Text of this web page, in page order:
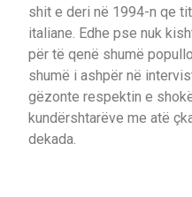
shit e deri në 1994-n qe
italiane. Edhe pse nuk
për të qenë shumë
shumë i ashpër në
gëzonte respektin e
kundërshtarëve me atë
dekada.